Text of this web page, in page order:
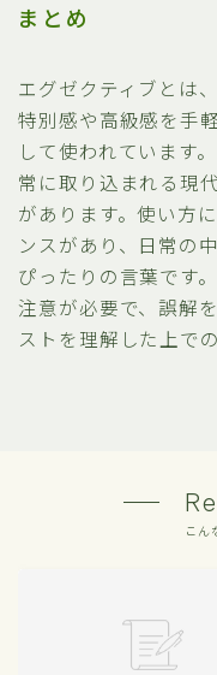
まとめ
エグゼクティブとは
特別感や高級感を手
して使われています
常に取り込まれる現
があります。使い方
ンスがあり、日常の
ぴったりの言葉です
注意が必要で、誤解
ストを理解した上で
こん